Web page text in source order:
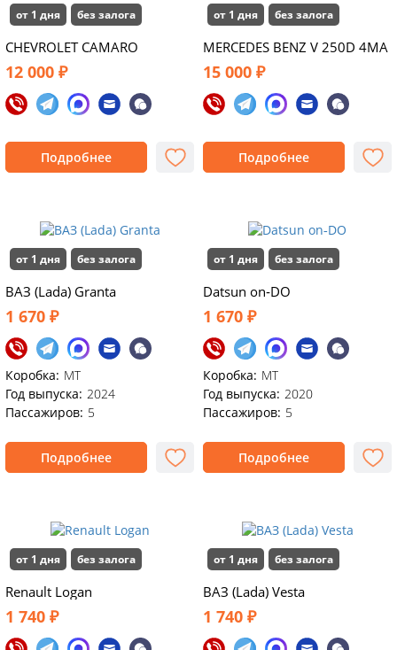
от 1 дня без залога
CHEVROLET CAMARO
12 000 ₽
Подробнее
от 1 дня без залога
MERCEDES BENZ V 250D 4MA
15 000 ₽
Подробнее
от 1 дня без залога
ВАЗ (Lada) Granta
1 670 ₽
Коробка: MT
Год выпуска: 2024
Пассажиров: 5
Подробнее
от 1 дня без залога
Datsun on‑DO
1 670 ₽
Коробка: MT
Год выпуска: 2020
Пассажиров: 5
Подробнее
от 1 дня без залога
Renault Logan
1 740 ₽
от 1 дня без залога
ВАЗ (Lada) Vesta
1 740 ₽